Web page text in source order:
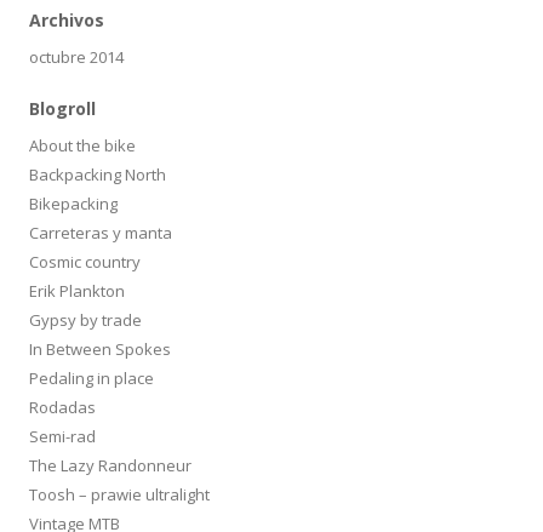
Archivos
octubre 2014
Blogroll
About the bike
Backpacking North
Bikepacking
Carreteras y manta
Cosmic country
Erik Plankton
Gypsy by trade
In Between Spokes
Pedaling in place
Rodadas
Semi-rad
The Lazy Randonneur
Toosh – prawie ultralight
Vintage MTB